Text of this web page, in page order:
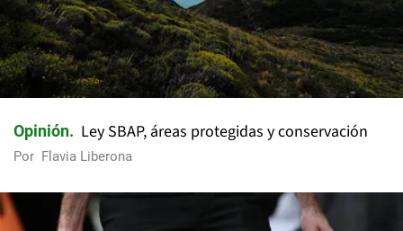
Opinión Ley SBAP, áreas protegidas y conservación
Por Flavia Liberona